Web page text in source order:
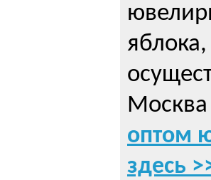
Москва
оптом
здесь